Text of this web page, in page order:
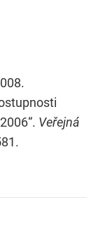
Veřejná